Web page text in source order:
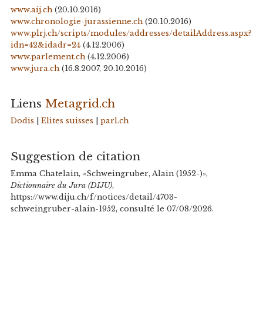
www.aij.ch(20.10.2016)
www.chronologie-jurassienne.ch(20.10.2016)
www.plrj.ch/scripts/modules/addresses/detailAddress.aspx?
idn=42&idadr=24(4.12.2006)
www.parlement.ch(4.12.2006)
www.jura.ch(16.8.2007, 20.10.2016)
Liens Metagrid.ch
Dodis Elites suisses parl.ch
Suggestion de citation
Emma Chatelain, «Schweingruber, Alain (1952-)»,
Dictionnaire du Jura (DIJU),
https://www.diju.ch/f/notices/detail/4703-
schweingruber-alain-1952, consulté le 07/08/2026.